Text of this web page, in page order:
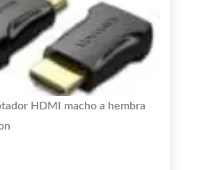
HDMI macho a hembra